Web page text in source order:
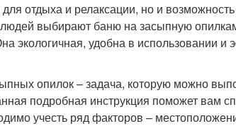
отдыха и релаксации, но и
выбирают баню на засыпную
экологичная, удобна в использовании
опилок – задача, которую можно
подробная инструкция поможет вам
учесть ряд факторов –